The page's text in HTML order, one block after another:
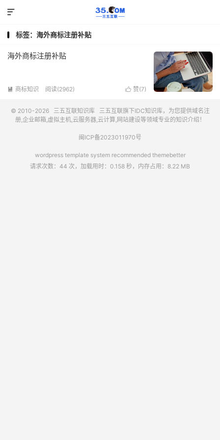

标签：海外商标注册补贴
海外商标注册补贴
 商标知识 阅读(2962)  赞(7)
© 2010-2026 三五互联知识库 三五互联旗下IDC知识库，为您提供域名注
册,企业邮箱,虚拟主机,云服务器,云计算,网站建设等领域专业的知识介绍！
闽ICP备2023011970号
wordpress template system recommended themebetter
请求次数：44 次，加载用时：0.158 秒，内存占用：8.22 MB